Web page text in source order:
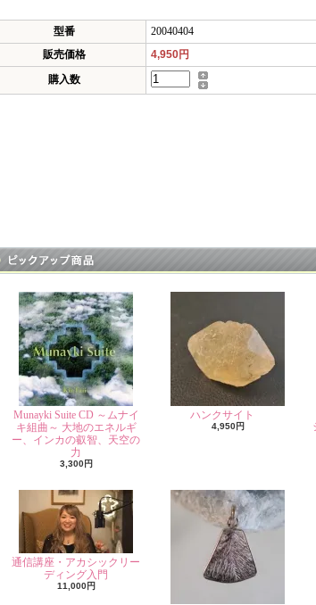
型番
20040404
販売価格
4,950円
購入数
Munayki Suite CD ～ムナイ
キ組曲～ 大地のエネルギ
ー、インカの叡智、天空の
力
3,300円
ハンクサイト
4,950円
通信講座・アカシックリー
ディング入門
11,000円